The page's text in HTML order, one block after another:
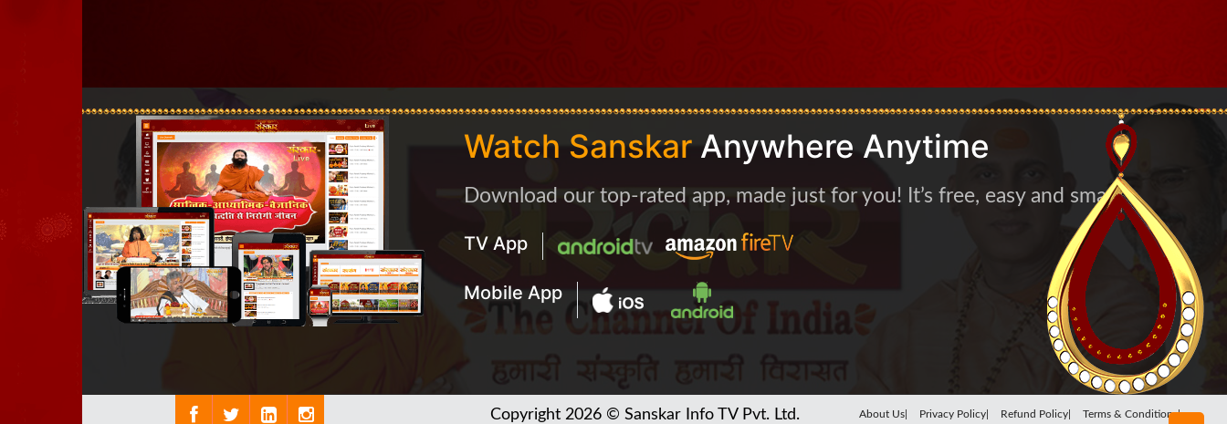
Watch Sanskar Anywhere Anytime
Download our top-rated app, made just for you! It’s free, easy and smart
TV App
Mobile App
Copyright 2026 © Sanskar Info TV Pvt. Ltd. About Us| Privacy Policy| Refund Policy| Terms & Conditions|